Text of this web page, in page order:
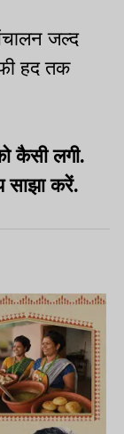
जल्द
हद तक
कैसी लगी.
साझा करें.